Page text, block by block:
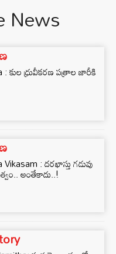
News
: కుల ధ్రువీకరణ పత్రాల జారీకి
: దరఖాస్తు గడువు
అంతేకాదు..!